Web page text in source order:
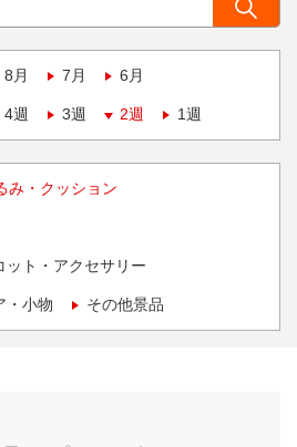
8月 7月 6月
4週 3週 2週 1週
み・クッション
ット・アクセサリー
・小物 その他景品